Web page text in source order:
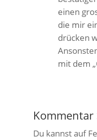
einen
die mir
drücken
mit dem
Kommentar
Du kannst auf